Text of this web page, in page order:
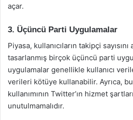
açar.
3. Üçüncü Parti Uygulamalar
Piyasa, kullanıcıların takipçi
tasarlanmış birçok üçüncü parti
uygulamalar genellikle kullanıcı
verileri kötüye kullanabilir. Ayrıca,
kullanımının Twitter’ın hizmet
unutulmamalıdır.